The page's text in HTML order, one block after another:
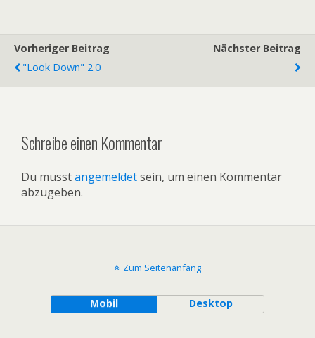
Vorheriger Beitrag
"look Down" 2.0
Nächster Beitrag
Schreibe einen Kommentar
Du musstangemeldetsein, um einen Kommentar
abzugeben.
Zum Seitenanfang
Mobil Desktop